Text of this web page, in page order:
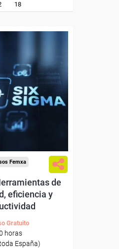
18
100%
Sector
-Metal.
Femxa
de
eficiencia y
Gratuito
horas
España)